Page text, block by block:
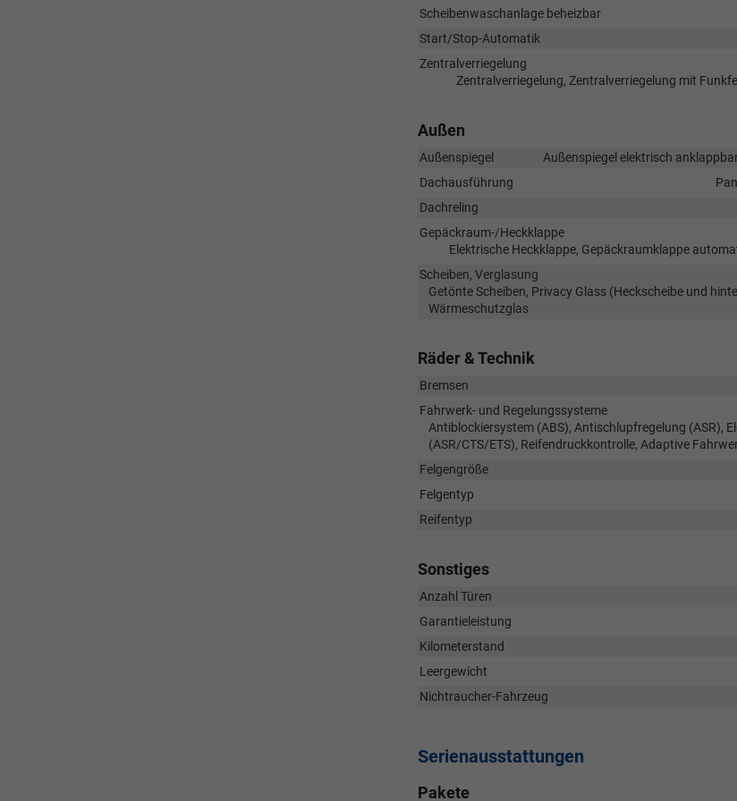
Scheibenwaschanlage beheizbar
Start/Stop-Automatik
Zentralverriegelung
Zentralverriegelung, Zentralverriegelung mit
Außen
Außenspiegel
Außenspiegel elektrisch
Dachausführung
Dachreling
Gepäckraum-/Heckklappe
Elektrische Heckklappe, Gepäckraumklappe
Scheiben, Verglasung
Getönte Scheiben, Privacy Glass (Heckscheibe und
Wärmeschutzglas
Räder & Technik
Bremsen
Fahrwerk- und Regelungssysteme
Antiblockiersystem (ABS), Antischlupfregelung (ASR),
(ASR/CTS/ETS), Reifendruckkontrolle, Adaptive
Felgengröße
Felgentyp
Reifentyp
Sonstiges
Anzahl Türen
Garantieleistung
Kilometerstand
Leergewicht
Nichtraucher-Fahrzeug
Serienausstattungen
Pakete